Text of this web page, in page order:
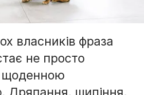
власників фраза
не просто
щоденною
Дряпання, шипіння,